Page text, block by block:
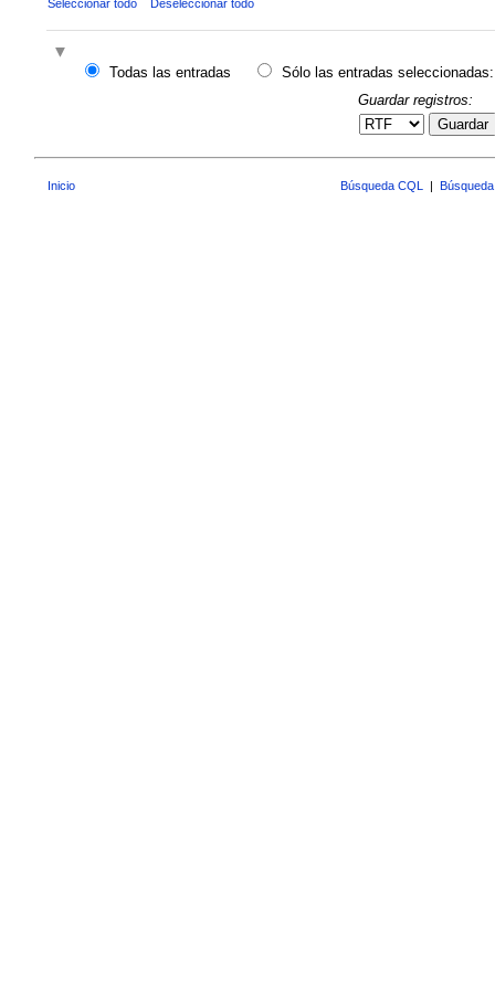
Seleccionar todo Deseleccionar todo
Todas las entradas
Sólo las entradas seleccionadas:
Guardar registros:
Guardar
Inicio Búsqueda CQL